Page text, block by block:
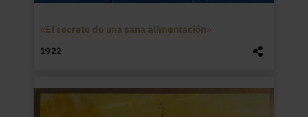
«El secreto de una sana alimentación»
1922